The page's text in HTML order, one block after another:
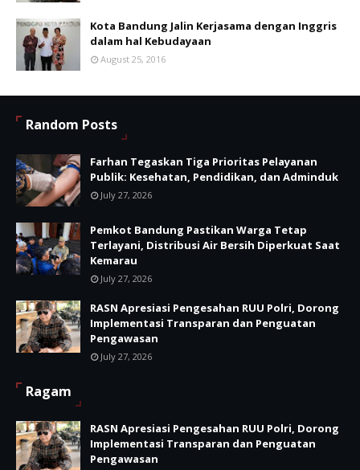
Kota Bandung Jalin Kerjasama dengan Inggris
dalam hal Kebudayaan
August 25, 2016
Random Posts
Farhan Tegaskan Tiga Prioritas Pelayanan
Publik: Kesehatan, Pendidikan, dan Adminduk
July 27, 2026
Pemkot Bandung Pastikan Warga Tetap
Terlayani, Distribusi Air Bersih Diperkuat Saat
Kemarau
July 27, 2026
RASN Apresiasi Pengesahan RUU Polri, Dorong
Implementasi Transparan dan Penguatan
Pengawasan
July 27, 2026
Ragam
RASN Apresiasi Pengesahan RUU Polri, Dorong
Implementasi Transparan dan Penguatan
Pengawasan